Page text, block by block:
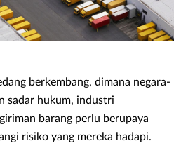
berkembang, dimana negara-
sadar hukum, industri
barang perlu berupaya
risiko yang mereka hadapi.